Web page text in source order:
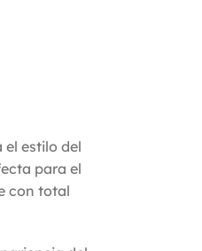
el estilo del
para el
con total